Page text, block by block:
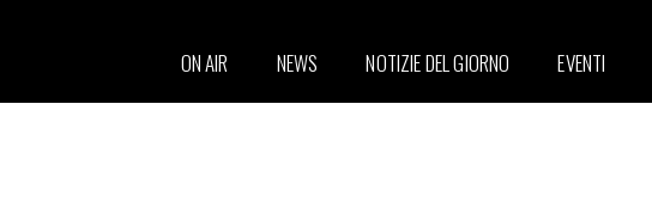
ON AIR NEWS NOTIZIE DEL GIORNO EVENTI